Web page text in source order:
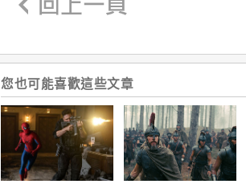
您也可能喜歡這些文章